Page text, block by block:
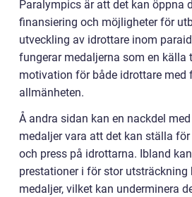
Paralympics är att det kan öppna
finansiering och möjligheter för
utveckling av idrottare inom
fungerar medaljerna som en källa
motivation för både idrottare med
allmänheten.
Å andra sidan kan en nackdel
medaljer vara att det kan ställa
och press på idrottarna. Ibland
prestationer i för stor
medaljer, vilket kan underminera